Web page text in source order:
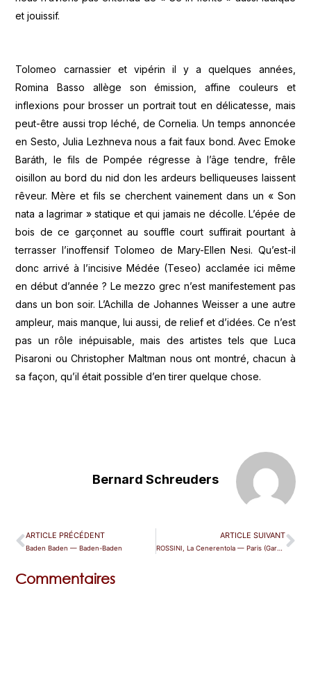
et jouissif.
Tolomeo carnassier et vipérin il y a quelques années,
Romina Basso allège son émission, affine couleurs et
inflexions pour brosser un portrait tout en délicatesse, mais
peut-être aussi trop léché, de Cornelia. Un temps annoncée
en Sesto, Julia Lezhneva nous a fait faux bond. Avec Emoke
Baráth, le fils de Pompée régresse à l’âge tendre, frêle
oisillon au bord du nid don les ardeurs belliqueuses laissent
rêveur. Mère et fils se cherchent vainement dans un « Son
nata a lagrimar » statique et qui jamais ne décolle. L’épée de
bois de ce garçonnet au souffle court suffirait pourtant à
terrasser l’inoffensif Tolomeo de Mary-Ellen Nesi. Qu’est-il
donc arrivé à l’incisive Médée (Teseo) acclamée ici même
en début d’année ? Le mezzo grec n’est manifestement pas
dans un bon soir. L’Achilla de Johannes Weisser a une autre
ampleur, mais manque, lui aussi, de relief et d’idées. Ce n’est
pas un rôle inépuisable, mais des artistes tels que Luca
Pisaroni ou Christopher Maltman nous ont montré, chacun à
sa façon, qu’il était possible d’en tirer quelque chose.
Bernard Schreuders
ARTICLE PRÉCÉDENT
Baden Baden — Baden-Baden
ARTICLE SUIVANT
ROSSINI, La Cenerentola — Paris (Garnier)
Commentaires